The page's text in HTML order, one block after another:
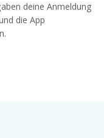
deine Anmeldung
die App